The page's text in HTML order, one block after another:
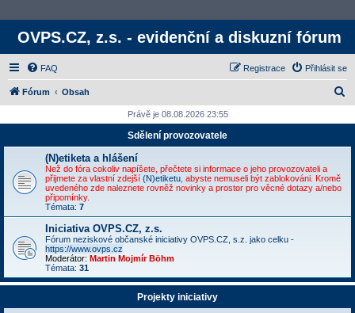
OVPS.CZ, z.s. - evidenční a diskuzní fórum
FAQ Přihlásit se
Registrace
Fórum Obsah
d
Právě je 08.08.2026 23:55
Sdělení provozovatele
(N)etiketa a hlášení
Než do fóra cokoliv napíšete, přečtete si informace o jeho provozovateli a
přijmete za vlastní zdejší (N)etiketu , abyste nemuseli být zablokováni. Kromě
uvedeného zde naleznete rovněž novinky a prostor pro věcné dotazy a/nebo
připomínky.
Témata: 7
Iniciativa OVPS.CZ, z.s.
Fórum neziskové občanské iniciativy OVPS.CZ, s.z. jako celku -
https://www.ovps.cz
Moderátor: Martin Mojmír Böhm
Témata: 31
Projekty iniciativy